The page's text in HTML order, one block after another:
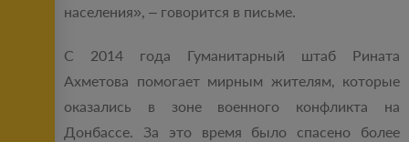
населения», – говорится в письме.
С 2014 года Гуманитарный штаб Рината
Ахметова помогает мирным жителям, которые
оказались в зоне военного конфликта на
Донбассе. За это время было спасено более